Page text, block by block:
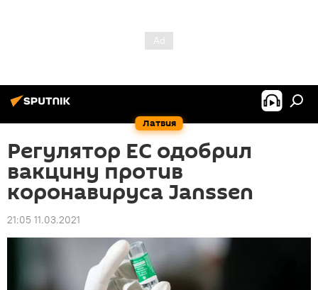
Латвия
Регулятор ЕС одобрил
вакцину против
коронавируса Janssen
21:05 11.03.2021